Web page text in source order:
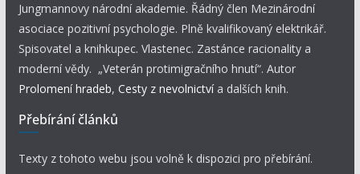
Jungmannovy národní akademie. Řádný člen Mezinárodní
asociace pozitivní psychologie. Plně kvalifikovaný elektrikář.
Spisovatel a knihkupec. Vlastenec. Zastánce racionality a
moderní vědy. „Veterán protimigračního hnutí“. Autor
Prolomení hradeb, Cesty z nevolnictví a dalších knih.
Přebírání článků
Texty z tohoto webu jsou volně k dispozici pro přebírání.